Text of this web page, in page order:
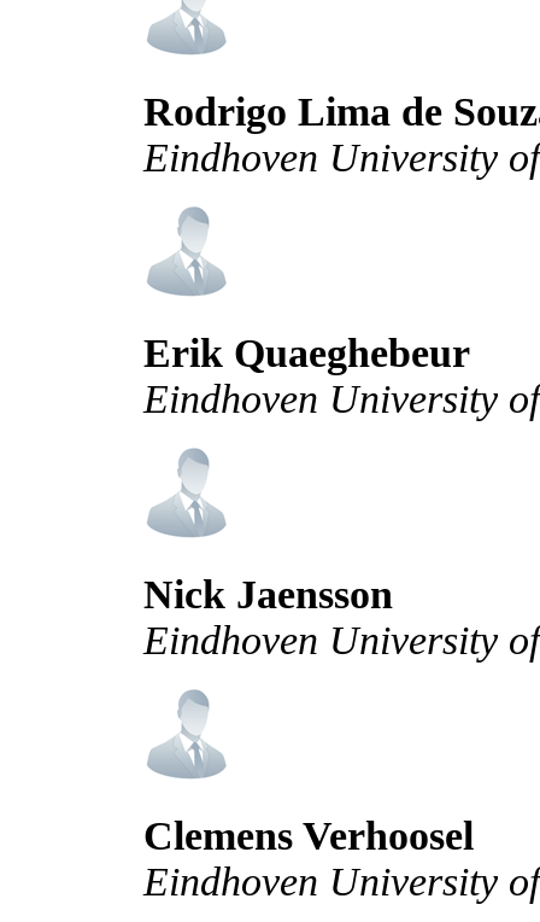
Rodrigo Lima de
Eindhoven University
Erik Quaeghebeur
Eindhoven University
Nick Jaensson
Eindhoven University
Clemens Verhoosel
Eindhoven University